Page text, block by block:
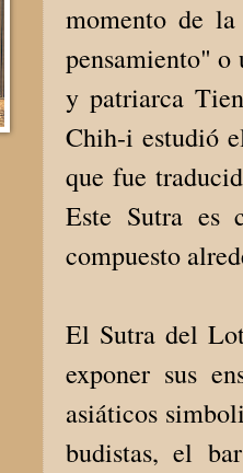
momento de
pensamiento"
y patriarca
Chih-i estudió
que fue
Este Sutra es
compuesto
El Sutra del
exponer sus
asiáticos
budistas, el